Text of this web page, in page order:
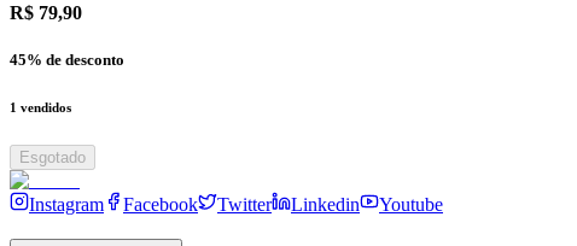
R$ 79,90
45% de desconto
1 vendidos
Esgotado
Instagram Facebook Twitter Linkedin Youtube